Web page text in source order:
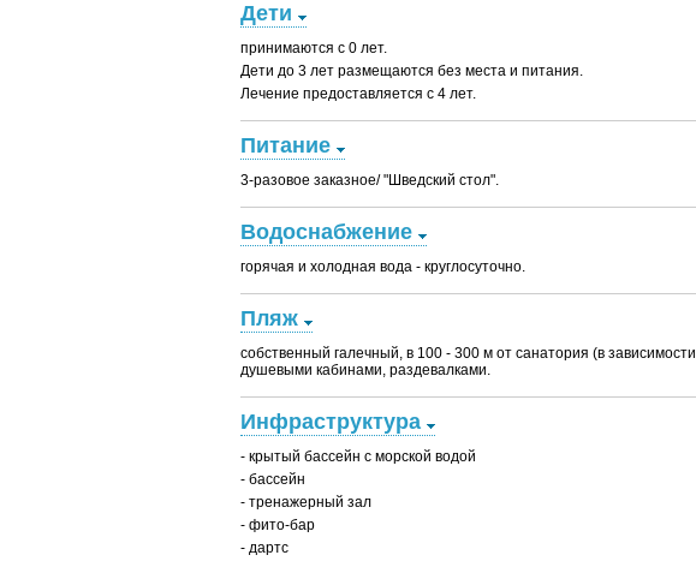
Дети
принимаются с 0 лет.
Дети до 3 лет размещаются без места и питания.
Лечение предоставляется с 4 лет.
Питание
3-разовое заказное/ "Шведский стол".
Водоснабжение
горячая и холодная вода - круглосуточно.
Пляж
собственный галечный, в 100 - 300 м от санатория (в
душевыми кабинами, раздевалками.
Инфраструктура
- крытый бассейн с морской водой
- бассейн
- тренажерный зал
- фито-бар
- дартс